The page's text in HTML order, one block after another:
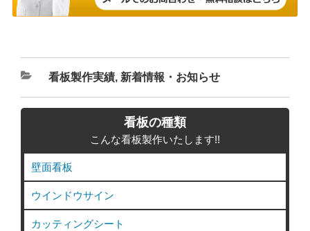
カ
テ
看板製作実績, 新着情報・お知らせ
看板の種類
こんな看板製作いたします!!
壁面看板
ウインドウサイン
カッティングシート